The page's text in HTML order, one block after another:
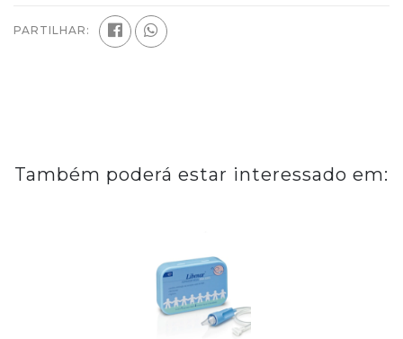
PARTILHAR:
Também poderá estar interessado em: